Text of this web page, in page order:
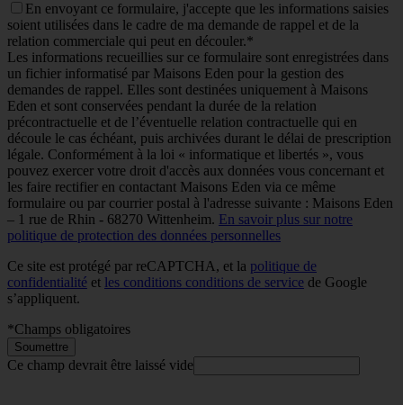
En envoyant ce formulaire, j'accepte que les informations saisies
soient utilisées dans le cadre de ma demande de rappel et de la
relation commerciale qui peut en découler.*
Les informations recueillies sur ce formulaire sont enregistrées dans
un fichier informatisé par Maisons Eden pour la gestion des
demandes de rappel. Elles sont destinées uniquement à Maisons
Eden et sont conservées pendant la durée de la relation
précontractuelle et de l’éventuelle relation contractuelle qui en
découle le cas échéant, puis archivées durant le délai de prescription
légale. Conformément à la loi « informatique et libertés », vous
pouvez exercer votre droit d'accès aux données vous concernant et
les faire rectifier en contactant Maisons Eden via ce même
formulaire ou par courrier postal à l'adresse suivante : Maisons Eden
– 1 rue de Rhin - 68270 Wittenheim. En savoir plus sur notre
politique de protection des données personnelles
Ce site est protégé par reCAPTCHA, et la politique de
confidentialité et les conditions conditions de service de Google
s’appliquent.
*Champs obligatoires
Soumettre
Ce champ devrait être laissé vide